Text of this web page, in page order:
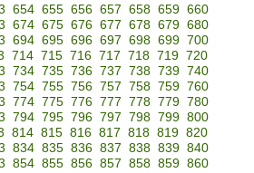
654 655 656 657 658 659 660
674 675 676 677 678 679 680
694 695 696 697 698 699 700
714 715 716 717 718 719 720
734 735 736 737 738 739 740
754 755 756 757 758 759 760
774 775 776 777 778 779 780
794 795 796 797 798 799 800
814 815 816 817 818 819 820
834 835 836 837 838 839 840
854 855 856 857 858 859 860